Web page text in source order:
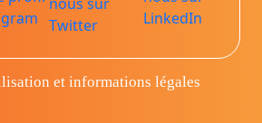
et informations légales